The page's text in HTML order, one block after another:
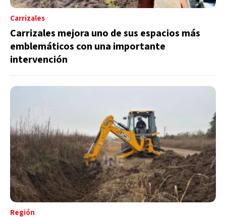
Carrizales
Carrizales mejora uno de sus espacios más
emblemáticos con una importante
intervención
Región